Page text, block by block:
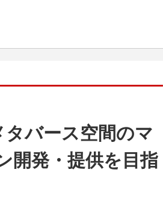
バース空間のマ
開発・提供を目指